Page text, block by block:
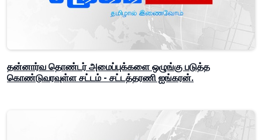
தன்னார்வ தொண்டர் அமைப்புக்களை ஒழுங்கு படுத்த
கொண்டுவரவுள்ள சட்டம் - சட்டத்தரணி ஐங்கரன்.